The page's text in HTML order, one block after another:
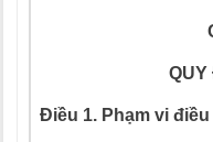
QUY
Điều 1. Phạm vi